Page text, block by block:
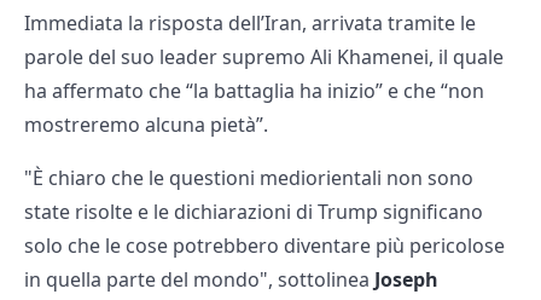
Immediata la risposta dell’Iran, arrivata tramite le
parole del suo leader supremo Ali Khamenei, il quale
ha affermato che “la battaglia ha inizio” e che “non
mostreremo alcuna pietà”.
"È chiaro che le questioni mediorientali non sono
state risolte e le dichiarazioni di Trump significano
solo che le cose potrebbero diventare più pericolose
in quella parte del mondo", sottolinea Joseph